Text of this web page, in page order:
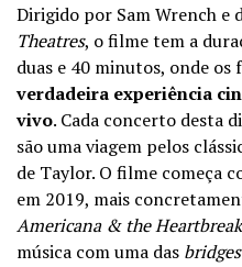
Dirigido por Sam Wrench e
Theatres, o filme tem a
duas e 40 minutos, onde os
verdadeira experiência
vivo. Cada concerto desta
são uma viagem pelos
de Taylor. O filme começa
em 2019, mais
Americana & the
música com uma das bridges